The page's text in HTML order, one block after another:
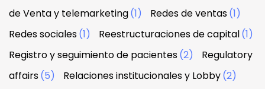
de Venta y telemarketing(1) Redes de ventas(1)
Redes sociales(1) Reestructuraciones de capital(1)
Registro y seguimiento de pacientes(2)
Regulatory
affairs(5) Relaciones institucionales y Lobby(2)